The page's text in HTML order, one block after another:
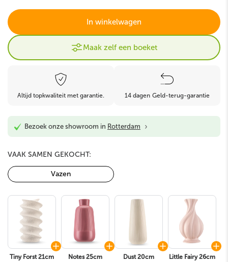
In winkelwagen
Maak zelf een boeket
Altijd topkwaliteit met garantie. 14 dagen Geld-terug-garantie
Bezoek onze showroom in Rotterdam ›
VAAK SAMEN GEKOCHT:
Vazen
Tiny Forst 21cm
Notes 25cm
Dust 20cm
Little Fairy 26cm